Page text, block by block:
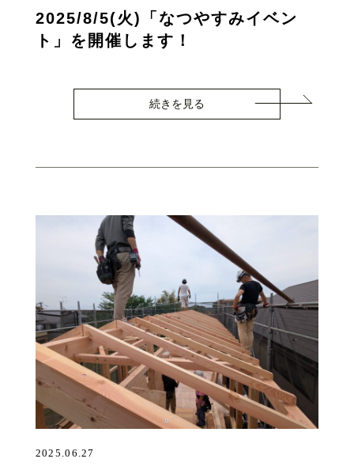
2025/8/5(火)「なつやすみイベン
ト」を開催します！
続きを見る
2025.06.27